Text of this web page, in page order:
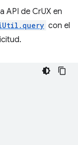
API de CrUX en
con el